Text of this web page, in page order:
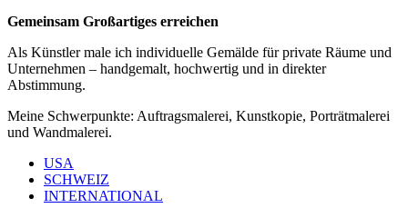
Gemeinsam Großartiges erreichen
Als Künstler male ich individuelle Gemälde für private Räume und
Unternehmen – handgemalt, hochwertig und in direkter
Abstimmung.
Meine Schwerpunkte: Auftragsmalerei, Kunstkopie, Porträtmalerei
und Wandmalerei.
USA
SCHWEIZ
INTERNATIONAL